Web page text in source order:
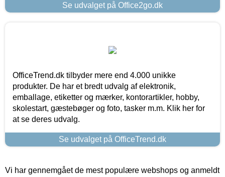
Se udvalget på Office2go.dk
OfficeTrend.dk tilbyder mere end 4.000 unikke
produkter. De har et bredt udvalg af elektronik,
emballage, etiketter og mærker, kontorartikler, hobby,
skolestart, gæstebøger og foto, tasker m.m. Klik her for
at se deres udvalg.
Se udvalget på OfficeTrend.dk
Vi har gennemgået de mest populære webshops og anmeldt